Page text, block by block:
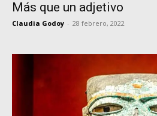
Más que un adjetivo
Claudia Godoy 28 febrero, 2022